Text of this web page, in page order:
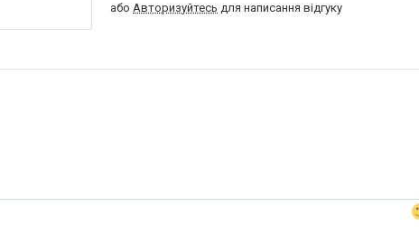
абоАвторизуйтесь для написання відгуку